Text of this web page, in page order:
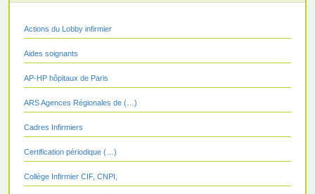
Actions du Lobby infirmier
Aides soignants
AP-HP hôpitaux de Paris
ARS Agences Régionales de (…)
Cadres Infirmiers
Certification périodique (…)
Collège Infirmier CIF, CNPI,